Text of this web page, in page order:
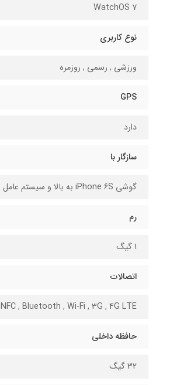
WatchOS 7
نوع کاربری
ورزشی , رسمی , روزمره
GPS
دارد
سازگار با
گوشی iPhone 6S به بالا و سیستم عامل IOS14 به بالا
رم
1 گیگ
اتصالات
NFC , Bluetooth , Wi-Fi , 3G , 4G LTE
حافظه داخلی
32 گیگ